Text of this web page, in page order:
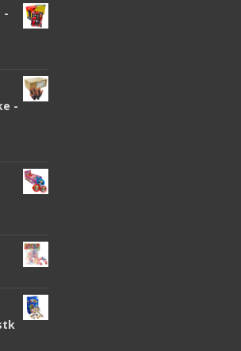
-
-